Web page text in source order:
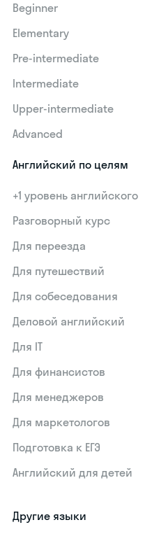
Beginner
Elementary
Pre-intermediate
Intermediate
Upper-intermediate
Advanced
Английский по целям
+1 уровень английского
Разговорный курс
Для переезда
Для путешествий
Для собеседования
Деловой английский
Для IT
Для финансистов
Для менеджеров
Для маркетологов
Подготовка к ЕГЭ
Английский для детей
Другие языки